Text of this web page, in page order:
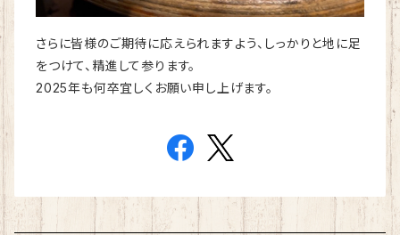
さらに皆様のご期待に応えられますよう、しっかりと地に足
をつけて、精進して参ります。
2025年も何卒宜しくお願い申し上げます。